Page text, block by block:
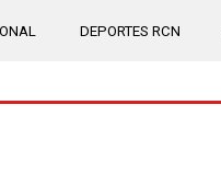
DEPORTES RCN